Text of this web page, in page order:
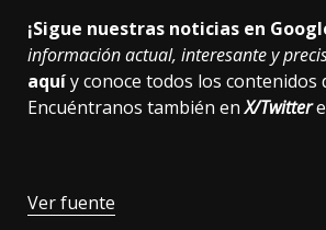
¡Sigue nuestras noticias en
información actual, interesante y
aquíy conoce todos los contenidos
Encuéntranos también enX/Twittere
Ver fuente